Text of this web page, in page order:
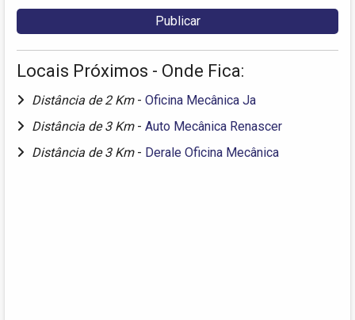
Locais Próximos - Onde Fica:
Distância de 2 Km - Oficina Mecânica Ja
Distância de 3 Km - Auto Mecânica Renascer
Distância de 3 Km - Derale Oficina Mecânica